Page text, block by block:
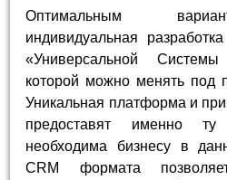
Оптимальным
индивидуальная
«Универсальной
которой можно менять под
Уникальная платформа и
предоставят именно ту
необходима бизнесу в
CRM формата позволяет